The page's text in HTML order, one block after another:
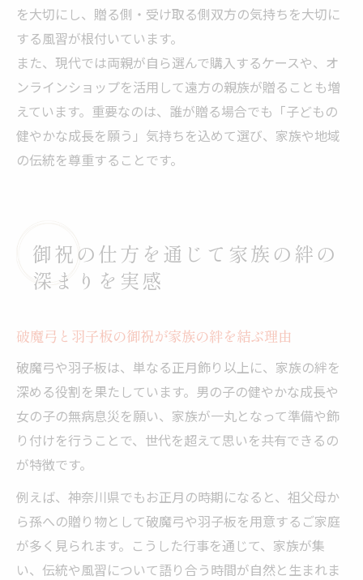
を大切にし、贈る側・受け取る側双方の気持ちを大切に
する風習が根付いています。
また、現代では両親が自ら選んで購入するケースや、オ
ンラインショップを活用して遠方の親族が贈ることも増
えています。重要なのは、誰が贈る場合でも「子どもの
健やかな成長を願う」気持ちを込めて選び、家族や地域
の伝統を尊重することです。
御祝の仕方を通じて家族の絆の
深まりを実感
破魔弓と羽子板の御祝が家族の絆を結ぶ理由
破魔弓や羽子板は、単なる正月飾り以上に、家族の絆を
深める役割を果たしています。男の子の健やかな成長や
女の子の無病息災を願い、家族が一丸となって準備や飾
り付けを行うことで、世代を超えて思いを共有できるの
が特徴です。
例えば、神奈川県でもお正月の時期になると、祖父母か
ら孫への贈り物として破魔弓や羽子板を用意するご家庭
が多く見られます。こうした行事を通じて、家族が集
い、伝統や風習について語り合う時間が自然と生まれま